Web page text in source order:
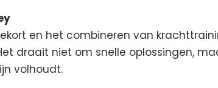
en het combineren van
draait niet om snelle oplossingen,
volhoudt.